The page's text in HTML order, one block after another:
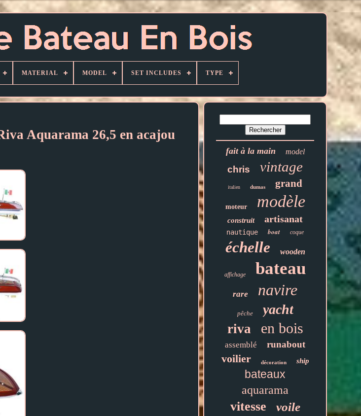
MATERIAL MODEL SET INCLUDES TYPE
Aquarama 26,5 en acajou
fait à la main model
chris vintage
italien dumas grand
moteur modèle
construit artisanat
nautique boat coque
échelle wooden
affichage bateau
rare navire
pêche yacht
riva en bois
assemblé runabout
voilier décoration ship
bateaux
aquarama
vitesse voile